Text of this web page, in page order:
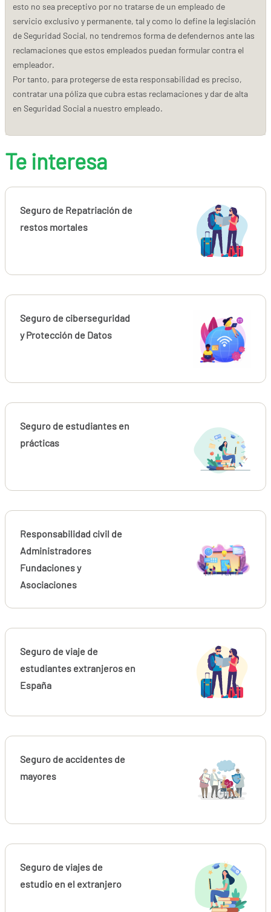
esto no sea preceptivo por no tratarse de un empleado de
servicio exclusivo y permanente, tal y como lo define la legislación
de Seguridad Social, no tendremos forma de defendernos ante las
reclamaciones que estos empleados puedan formular contra el
empleador.
Por tanto, para protegerse de esta responsabilidad es preciso,
contratar una póliza que cubra estas reclamaciones y dar de alta
en Seguridad Social a nuestro empleado.
Te interesa
Seguro de Repatriación de
restos mortales
Seguro de ciberseguridad
y Protección de Datos
Seguro de estudiantes en
prácticas
Responsabilidad civil de
Administradores
Fundaciones y
Asociaciones
Seguro de viaje de
estudiantes extranjeros en
España
Seguro de accidentes de
mayores
Seguro de viajes de
estudio en el extranjero